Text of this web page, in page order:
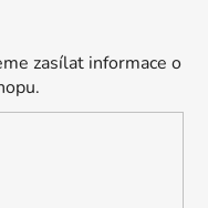
zasílat informace o